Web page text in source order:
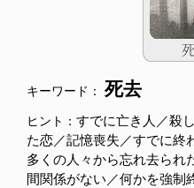
キーワード： 死去
ヒント： すでに亡き人／殺
た恋／記憶喪失／すでに終
多くの人々から忘れ去られ
間関係がない／何かを強制